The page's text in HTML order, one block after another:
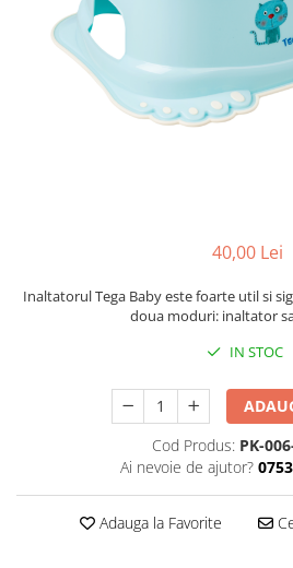
Olite tip scaunel simple
Reductoare antiderapante
Reductoare moi
Seturi cadite 86 cm
Suporti metalici cadite
Mese de infasat pliabile
Mese de infasat Ultra Light 50x70
Patuturi pliabile
Sisteme de siguranta copii
Tampoane postnatale
Tampoane si protectii silicon
pentru san
40,00 Lei
Inaltatorul Tega Baby este foarte util si
doua moduri: inaltator
IN STOC
Cod Produs: PK-
Ai nevoie de ajutor?
Adauga la Favorite